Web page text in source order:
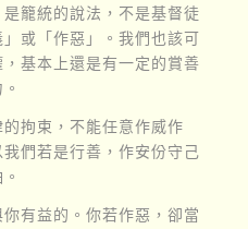
籠統的說法，不是基督徒
或「作惡」。我們也該可
基本上還是有一定的賞善
拘束，不能任意作威作
們若是行善，作安份守己
你有益的。你若作惡，卻當